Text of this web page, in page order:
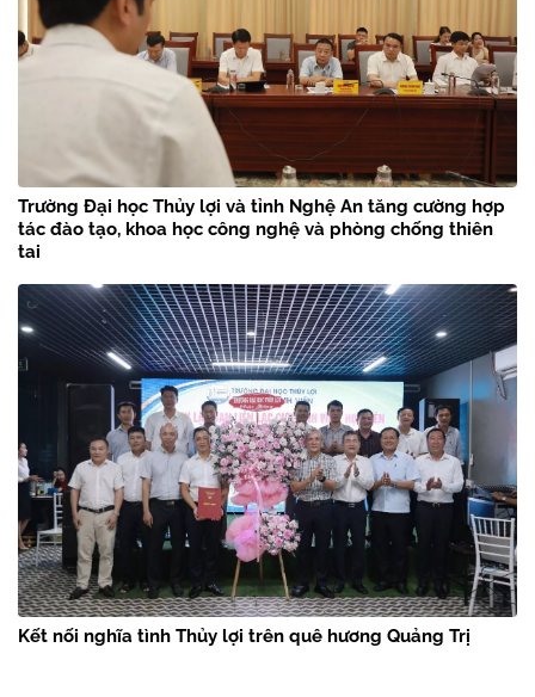
Trường Đại học Thủy lợi và tỉnh Nghệ An tăng cường hợp
tác đào tạo, khoa học công nghệ và phòng chống thiên
tai
Kết nối nghĩa tình Thủy lợi trên quê hương Quảng Trị